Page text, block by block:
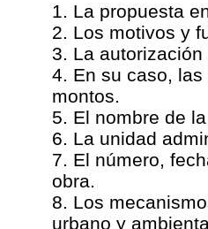
1. La propuesta
2. Los motivos y
3. La
4. En su caso,
montos.
5. El nombre de
6. La unidad
7. El número,
obra.
8. Los
urbano y